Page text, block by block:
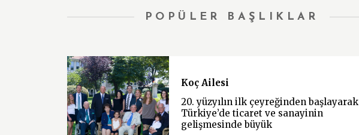
POPÜLER BAŞLIKLAR
Koç Ailesi
20. yüzyılın ilk çeyreğinden başlayarak
Türkiye’de ticaret ve sanayinin
gelişmesinde büyük